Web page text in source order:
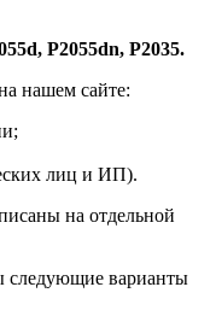
P2055dn, P2035.
нашем сайте:
лиц и ИП).
на отдельной
следующие варианты